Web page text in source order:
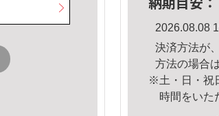
2026.08.08
決済方法が
方法の場合
※土・日・祝
時間をいた